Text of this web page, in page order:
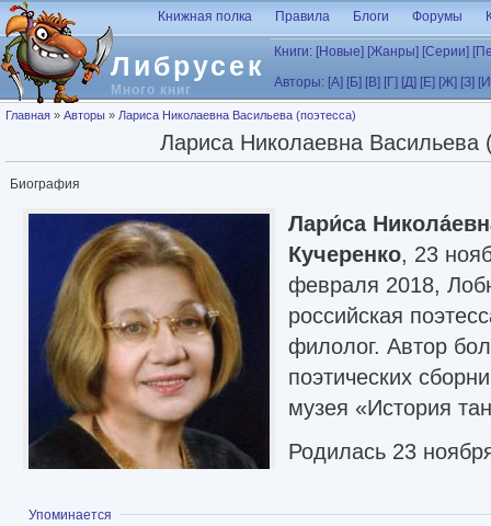
Перейти к основному содержанию
Либрусек
Много книг
Книжная полка Правила Блоги Форумы
Книги: [Новые] [Жанры] [Серии]
Авторы: [А] [Б] [В] [Г] [Д] [Е] [Ж] [З]
Вы здесь
Главная » Авторы » Лариса Николаевна Васильева (поэтесса)
Лариса Николаевна Васильева
Биография
Лари́са
Кучеренко, 23
февраля 2018,
российская
филолог. Автор
поэтических
музея «История
Родилась 23
Кучеренко, одного
Показать
Упоминается